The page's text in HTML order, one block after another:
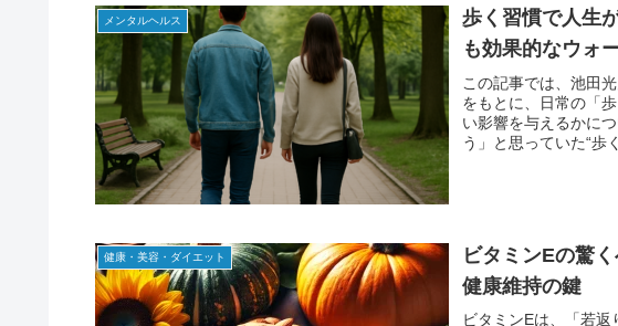
メンタルヘルス
歩く習慣で人生
も効果的なウォ
この記事では、池田
をもとに、日常の「
い影響を与えるかに
う」と思っていた“歩
健康・美容・ダイエット
ビタミンEの驚
健康維持の鍵
ビタミンEは、「若